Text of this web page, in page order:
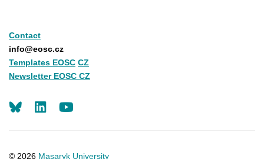
Contact
info@eosc.cz
Templates EOSC CZ
Newsletter EOSC CZ
© 2026 Masaryk University
LinkedIn